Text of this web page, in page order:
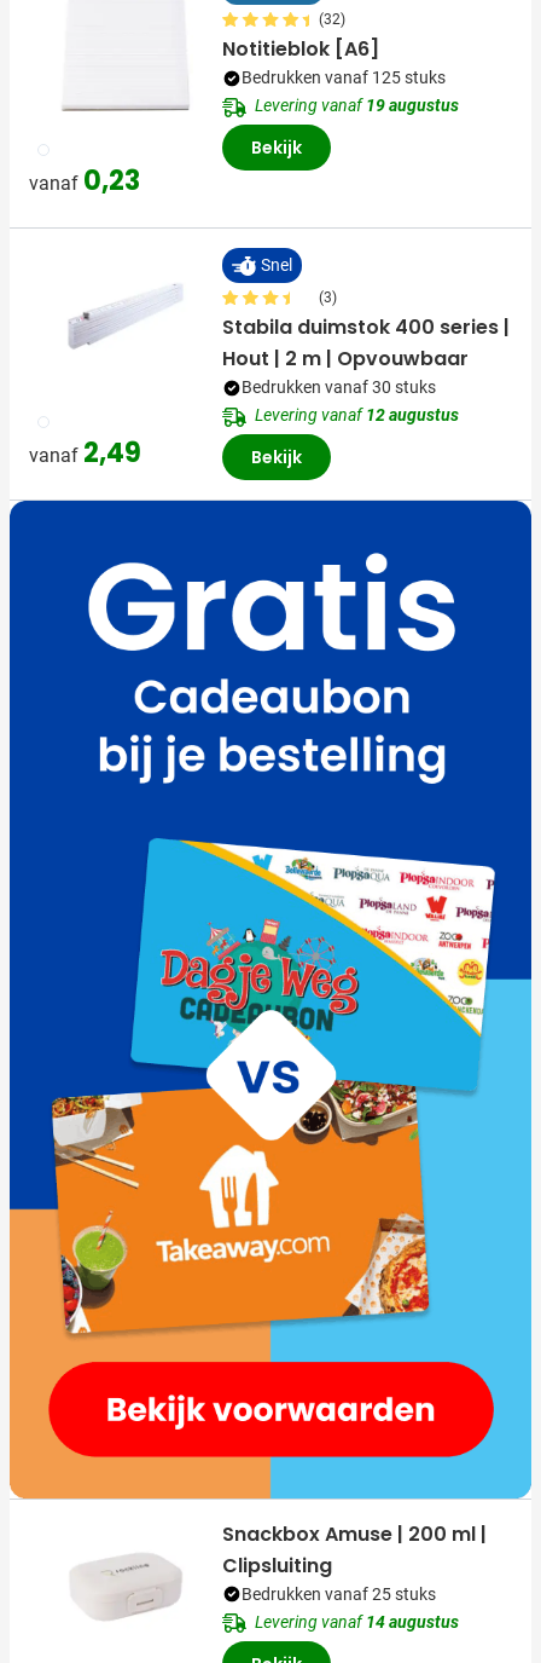
002
vanaf 0,23
(32)
Notitieblok [A6]
Bedrukken vanaf 125 stuks
Levering vanaf19 augustus
Bekijk
002
vanaf 2,49
Snel
(3)
Stabila duimstok 400 series |
Hout | 2 m | Opvouwbaar
Bedrukken vanaf 30 stuks
Levering vanaf12 augustus
Bekijk
Snackbox Amuse | 200 ml |
Clipsluiting
Bedrukken vanaf 25 stuks
Levering vanaf14 augustus